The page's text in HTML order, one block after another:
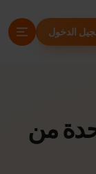
الدخول
من